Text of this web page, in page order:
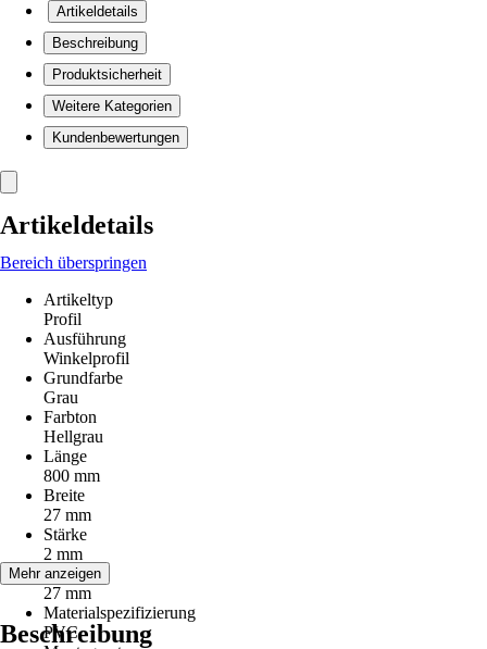
Artikeldetails
Beschreibung
Produktsicherheit
Weitere Kategorien
Kundenbewertungen
Artikeldetails
Bereich überspringen
Artikeltyp
Profil
Ausführung
Winkelprofil
Grundfarbe
Grau
Farbton
Hellgrau
Länge
800 mm
Breite
27 mm
Stärke
2 mm
Höhe
27 mm
Materialspezifizierung
PVC
Mehr anzeigen
Beschreibung